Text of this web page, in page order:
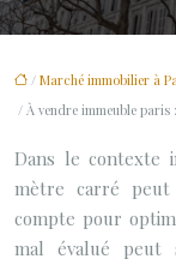
/ Marché immobilier à
/ À vendre immeuble
Dans le contexte
mètre carré peut
compte pour
mal évalué peut